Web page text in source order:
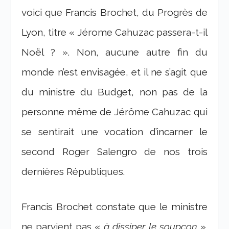
voici que Francis Brochet, du Progrès de
Lyon, titre « Jérome Cahuzac passera-t-il
Noël ? ». Non, aucune autre fin du
monde n’est envisagée, et il ne s’agit que
du ministre du Budget, non pas de la
personne même de Jérôme Cahuzac qui
se sentirait une vocation d’incarner le
second Roger Salengro de nos trois
dernières Républiques.
Francis Brochet constate que le ministre
ne parvient pas « à dissiper le soupçon ».